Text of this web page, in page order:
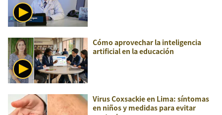
Cómo aprovechar la inteligencia
artificial en la educación
Virus Coxsackie en Lima: síntomas
en niños y medidas para evitar